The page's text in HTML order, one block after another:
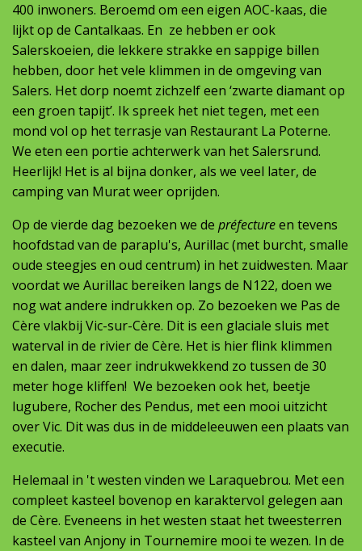
400 inwoners. Beroemd om een eigen AOC-kaas, die
lijkt op de Cantalkaas. En ze hebben er ook
Salerskoeien, die lekkere strakke en sappige billen
hebben, door het vele klimmen in de omgeving van
Salers. Het dorp noemt zichzelf een ‘zwarte diamant op
een groen tapijt’. Ik spreek het niet tegen, met een
mond vol op het terrasje van Restaurant La Poterne.
We eten een portie achterwerk van het Salersrund.
Heerlijk! Het is al bijna donker, als we veel later, de
camping van Murat weer oprijden.
Op de vierde dag bezoeken we de préfectureen tevens
hoofdstad van de paraplu's, Aurillac (met burcht, smalle
oude steegjes en oud centrum) in het zuidwesten. Maar
voordat we Aurillac bereiken langs de N122, doen we
nog wat andere indrukken op. Zo bezoeken we Pas de
Cère vlakbij Vic-sur-Cère. Dit is een glaciale sluis met
waterval in de rivier de Cère. Het is hier flink klimmen
en dalen, maar zeer indrukwekkend zo tussen de 30
meter hoge kliffen! We bezoeken ook het, beetje
lugubere, Rocher des Pendus, met een mooi uitzicht
over Vic. Dit was dus in de middeleeuwen een plaats van
executie.
Helemaal in 't westen vinden we Laraquebrou. Met een
compleet kasteel bovenop en karaktervol gelegen aan
de Cère. Eveneens in het westen staat het tweesterren
kasteel van Anjony in Tournemire mooi te wezen. In de